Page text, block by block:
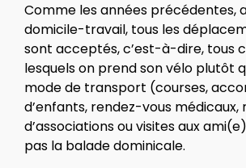
Comme les années précédentes,
domicile-travail, tous les
sont acceptés, c’est-à-dire, tous
lesquels on prend son vélo plutôt
mode de transport (courses,
d’enfants, rendez-vous médicaux,
d’associations ou visites aux
pas la balade dominicale.